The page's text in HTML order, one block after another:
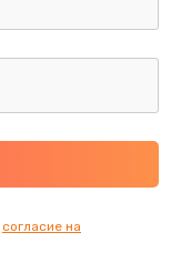
согласие на